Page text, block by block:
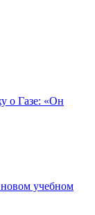
о Газе: «Он
учебном